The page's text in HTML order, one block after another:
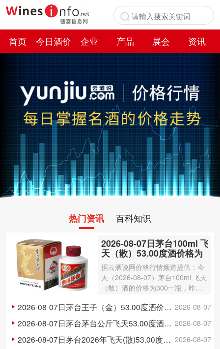
首页 今日酒价 企业 产品 展会
资讯
百科
热门资讯 百科知识
2026-08-07日茅台100ml 飞
天（散）53.00度酒价格为
300一瓶，上涨 3元
据云酒说网价格行情频道提供：今
天（2026-08-07）茅台100ml 飞天
（散）酒的价格为300一瓶，昨日
00ml 飞天（散）酒容量为100ml，
酒精度数为53.00度。茅台酒除了年
份因素之外…
2026-08-07
2026-08-07日茅台王子（金）53.00度酒价格为148一瓶，下跌 5元
2026-08-07
2026-08-07日茅台茅台公斤飞天53.00度酒价格为3,250一瓶，下跌 20元
2026-08-07
2026-08-07日茅台2026年飞天(散)53.00度酒价格为1,700一瓶，上涨 5元